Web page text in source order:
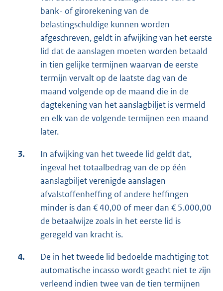
bank- of girorekening van de
belastingschuldige kunnen worden
afgeschreven, geldt in afwijking van het eerste
lid dat de aanslagen moeten worden betaald
in tien gelijke termijnen waarvan de eerste
termijn vervalt op de laatste dag van de
maand volgende op de maand die in de
dagtekening van het aanslagbiljet is vermeld
en elk van de volgende termijnen een maand
later.
3.
In afwijking van het tweede lid geldt dat,
ingeval het totaalbedrag van de op één
aanslagbiljet verenigde aanslagen
afvalstoffenheffing of andere heffingen
minder is dan € 40,00 of meer dan € 5.000,00
de betaalwijze zoals in het eerste lid is
geregeld van kracht is.
4.
De in het tweede lid bedoelde machtiging tot
automatische incasso wordt geacht niet te zijn
verleend indien twee van de tien termijnen